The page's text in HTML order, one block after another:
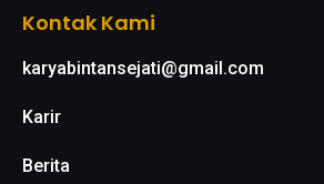
Kontak Kami
karyabintansejati@gmail.com
Karir
Berita